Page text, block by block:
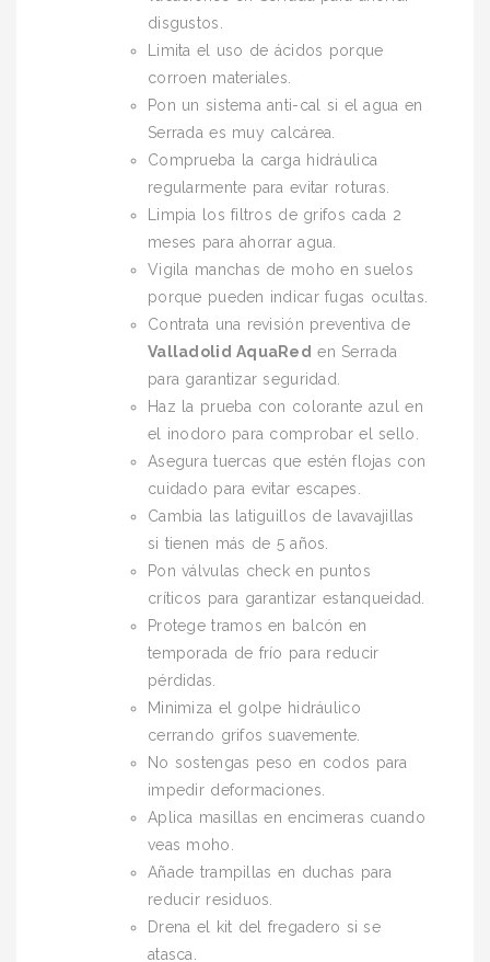
disgustos.
Limita el uso de ácidos porque
corroen materiales.
Pon un sistema anti-cal si el agua en
Serrada es muy calcárea.
Comprueba la carga hidráulica
regularmente para evitar roturas.
Limpia los filtros de grifos cada 2
meses para ahorrar agua.
Vigila manchas de moho en suelos
porque pueden indicar fugas ocultas.
Contrata una revisión preventiva de
Valladolid AquaRed en Serrada
para garantizar seguridad.
Haz la prueba con colorante azul en
el inodoro para comprobar el sello.
Asegura tuercas que estén flojas con
cuidado para evitar escapes.
Cambia las latiguillos de lavavajillas
si tienen más de 5 años.
Pon válvulas check en puntos
críticos para garantizar estanqueidad.
Protege tramos en balcón en
temporada de frío para reducir
pérdidas.
Minimiza el golpe hidráulico
cerrando grifos suavemente.
No sostengas peso en codos para
impedir deformaciones.
Aplica masillas en encimeras cuando
veas moho.
Añade trampillas en duchas para
reducir residuos.
Drena el kit del fregadero si se
atasca.